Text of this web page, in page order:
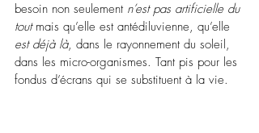
besoin non seulement n’est pas artificielle du
tout mais qu’elle est antédiluvienne, qu’elle
est déjà là, dans le rayonnement du soleil,
dans les micro-organismes. Tant pis pour les
fondus d’écrans qui se substituent à la vie.